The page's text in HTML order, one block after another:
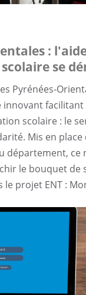
:
se
Pyrénées-
innovant facilitant
scolaire : le
Mis en place
département, ce
le bouquet de
le projet ENT :